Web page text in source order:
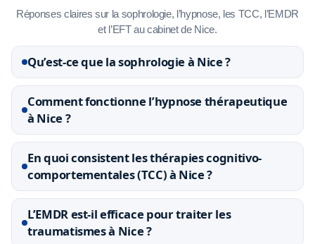
Réponses claires sur la sophrologie, l’hypnose, les TCC, l’EMDR
et l’EFT au cabinet de Nice.
Qu’est-ce que la sophrologie à Nice ?
Comment fonctionne l’hypnose thérapeutique
à Nice ?
En quoi consistent les thérapies cognitivo-
comportementales (TCC) à Nice ?
L’EMDR est-il efficace pour traiter les
traumatismes à Nice ?